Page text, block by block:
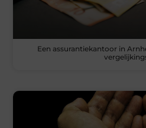
Een assurantiekantoor in